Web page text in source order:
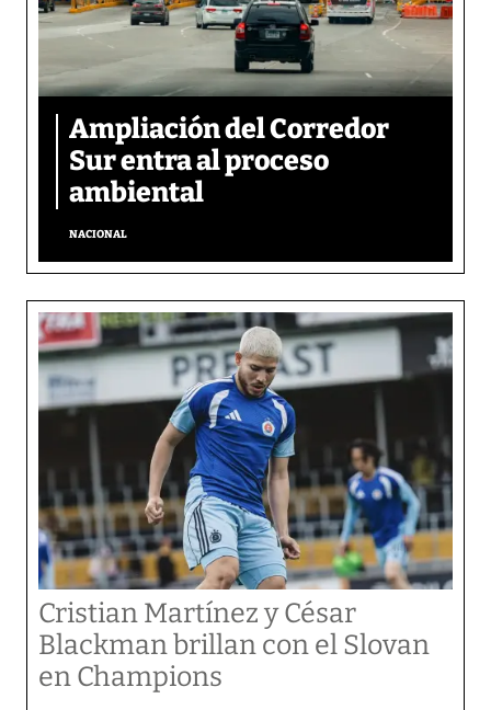
Ampliación del Corredor
Sur entra al proceso
ambiental
NACIONAL
Cristian Martínez y César
Blackman brillan con el Slovan
en Champions